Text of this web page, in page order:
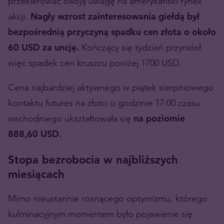
akcji. Nagły wzrost zainteresowania giełdą był
bezpośrednią przyczyną spadku cen złota o około
60 USD za uncję. Kończący się tydzień przyniósł
więc spadek cen kruszcu poniżej 1700 USD.
Cena najbardziej aktywnego w piątek sierpniowego
kontaktu futures na złoto o godzinie 17:00 czasu
wschodniego ukształtowała się na poziomie
888,60 USD.
Stopa bezrobocia w najbliższych
miesiącach
Mimo nieustannie rosnącego optymizmu, którego
kulminacyjnym momentem było pojawienie się